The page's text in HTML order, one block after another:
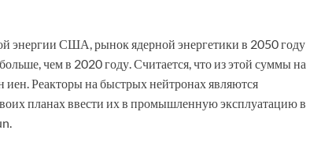
энергии США, рынок ядерной энергетики в 2050 году
чем в 2020 году. Считается, что из этой суммы на
Реакторы на быстрых нейтронах являются
планах ввести их в промышленную эксплуатацию в